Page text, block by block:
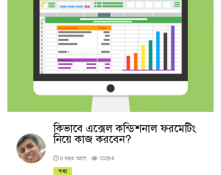
কিভাবে এক্সেল কন্ডিশনাল ফরমেটিং
নিয়ে কাজ করবেন?
9 বছর আগে
10294
তথ্য